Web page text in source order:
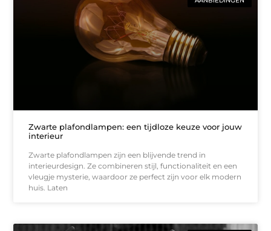
Zwarte plafondlampen: een tijdloze keuze voor jouw
interieur
Zwarte plafondlampen zijn een blijvende trend in
interieurdesign. Ze combineren stijl, functionaliteit en een
vleugje mysterie, waardoor ze perfect zijn voor elk modern
huis. Laten